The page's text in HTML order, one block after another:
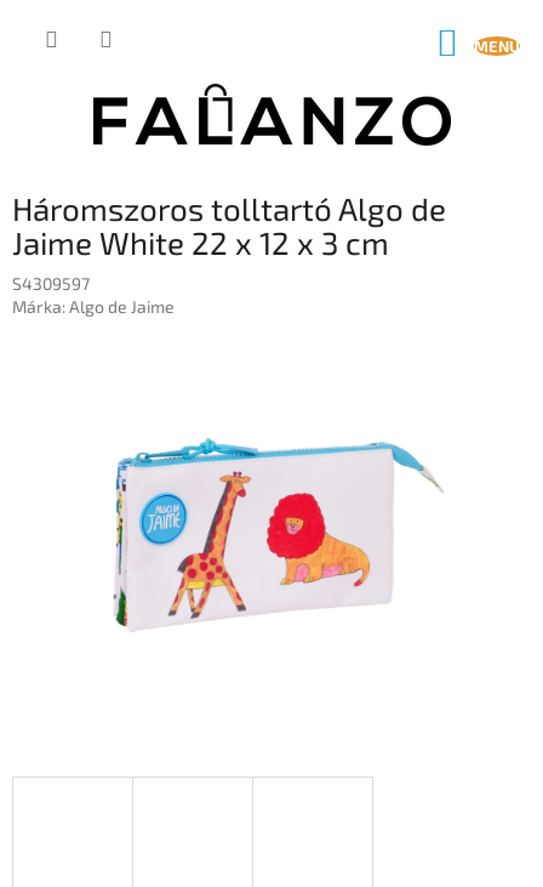
KOSÁR
Háromszoros tolltartó Algo de
Jaime White 22 x 12 x 3 cm
S4309597
Márka:Algo de Jaime